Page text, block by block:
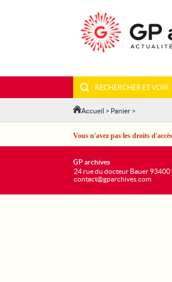
RECHERCHER ET VOIR
Accueil > Panier >
Vous n'avez pas les droits
GP archives
24 rue du docteur Bauer 93400
contact@gparchives.com